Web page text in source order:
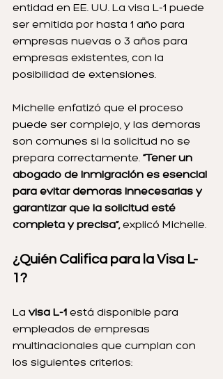
entidad en EE. UU. La visa L-1 puede
ser emitida por hasta 1 año para
empresas nuevas o 3 años para
empresas existentes, con la
posibilidad de extensiones.
Michelle enfatizó que el proceso
puede ser complejo, y las demoras
son comunes si la solicitud no se
prepara correctamente. “Tener un
abogado de inmigración es esencial
para evitar demoras innecesarias y
garantizar que la solicitud esté
completa y precisa”, explicó Michelle.
¿Quién Califica para la Visa L-
1?
La visa L-1 está disponible para
empleados de empresas
multinacionales que cumplan con
los siguientes criterios: